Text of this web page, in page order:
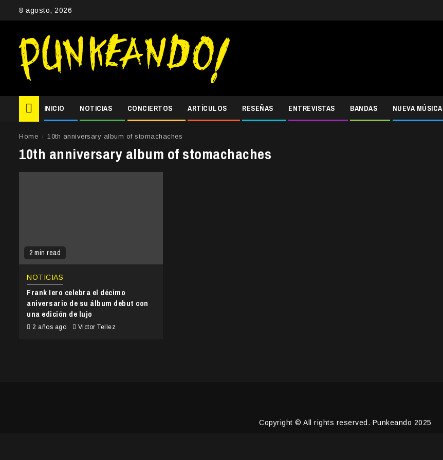
8 agosto, 2026
INICIO NOTICIAS CONCIERTOS ARTÍCULOS RESEÑAS ENTREVISTAS BANDAS NUEVA MÚSICA
Home 10th anniversary album of stomachaches
10th anniversary album of stomachaches
2 min read
NOTICIAS
Frank Iero celebra el décimo
aniversario de su álbum debut con
una edición de lujo
2 años ago Victor Tellez
Copyright © All rights reserved. Punkeando 2025